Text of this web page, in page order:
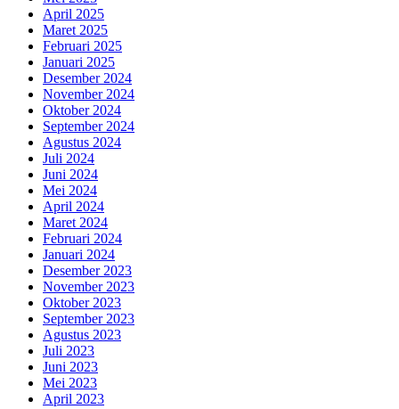
April 2025
Maret 2025
Februari 2025
Januari 2025
Desember 2024
November 2024
Oktober 2024
September 2024
Agustus 2024
Juli 2024
Juni 2024
Mei 2024
April 2024
Maret 2024
Februari 2024
Januari 2024
Desember 2023
November 2023
Oktober 2023
September 2023
Agustus 2023
Juli 2023
Juni 2023
Mei 2023
April 2023